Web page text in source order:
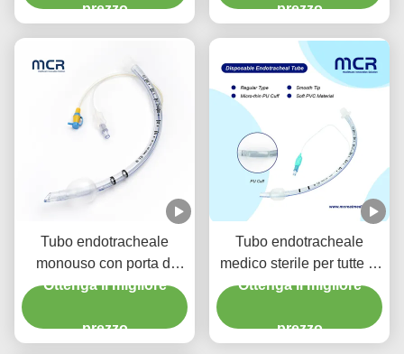
prezzo prezzo
Tubo endotracheale
monouso con porta di
aspirazione - PVC
per garanzia di qualità di
Ottenga il migliore
prezzo
Tubo endotracheale
medico sterile per tutte le
dimensioni con ISO CE
Ottenga il migliore
prezzo